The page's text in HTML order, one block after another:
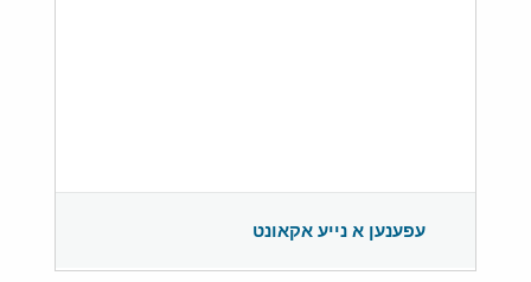
עפענען א נייע אקאונט